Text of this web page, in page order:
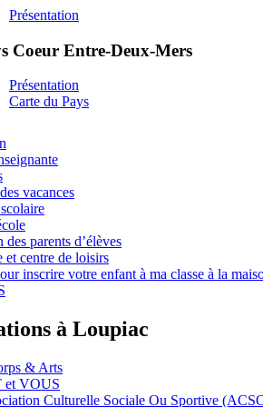
Présentation
Coeur Entre-Deux-Mers
Présentation
Carte du Pays
vacances
parents d’élèves
et centre de loisirs
inscrire votre enfant à ma classe à la
à Loupiac
& Arts
et VOUS
Culturelle Sociale Ou Sportive